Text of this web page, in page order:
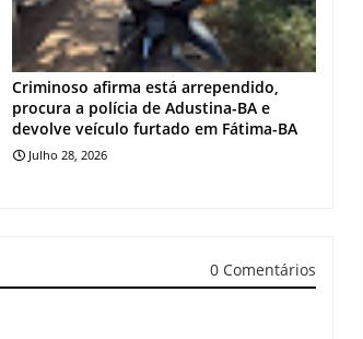
Criminoso afirma está arrependido,
procura a polícia de Adustina-BA e
devolve veículo furtado em Fátima-BA
Julho 28, 2026
0 Comentários